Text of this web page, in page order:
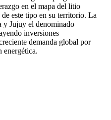
en el mapa del litio
este tipo en su territorio. La
y Jujuy el denominado
inversiones
demanda global por
energética.